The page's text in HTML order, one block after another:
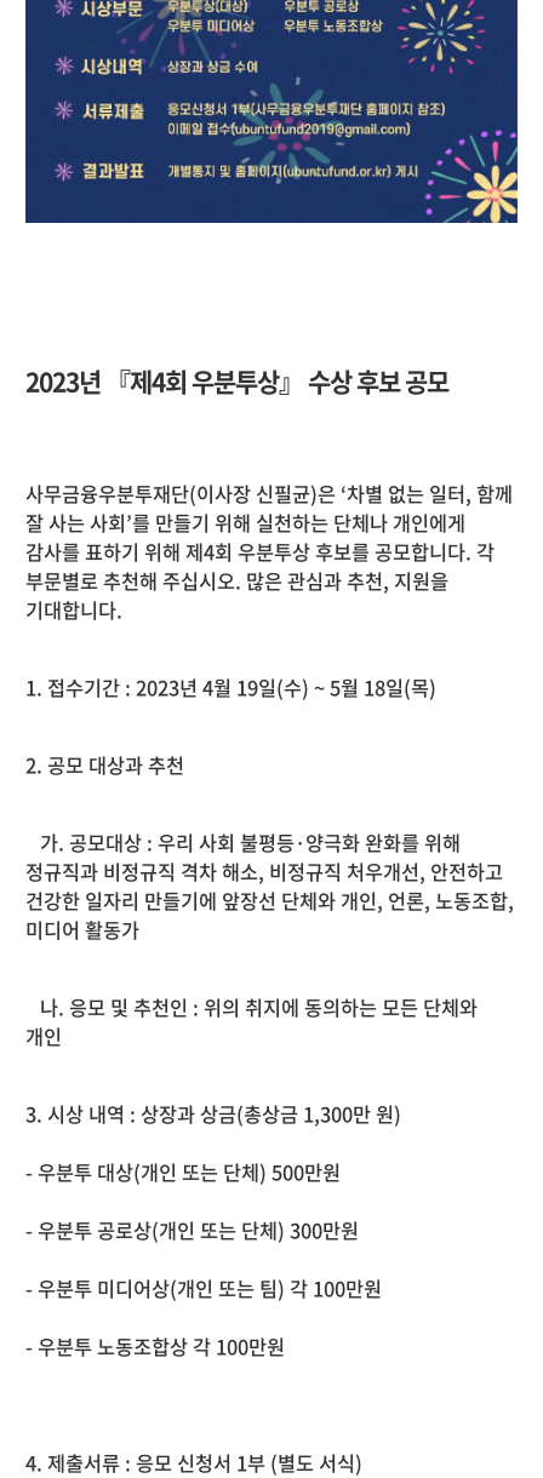
2023년 『제4회 우분투상』 수상 후보 공모
사무금융우분투재단(이사장 신필균)은 ‘차별 없는 일터, 함께
잘 사는 사회’를 만들기 위해 실천하는 단체나 개인에게
감사를 표하기 위해 제4회 우분투상 후보를 공모합니다. 각
부문별로 추천해 주십시오. 많은 관심과 추천, 지원을
기대합니다.
1. 접수기간 : 2023년 4월 19일(수) ~ 5월 18일(목)
2. 공모 대상과 추천
가. 공모대상 : 우리 사회 불평등·양극화 완화를 위해
정규직과 비정규직 격차 해소, 비정규직 처우개선, 안전하고
건강한 일자리 만들기에 앞장선 단체와 개인, 언론, 노동조합,
미디어 활동가
나. 응모 및 추천인 : 위의 취지에 동의하는 모든 단체와
개인
3. 시상 내역 : 상장과 상금(총상금 1,300만 원)
- 우분투 대상(개인 또는 단체) 500만원
- 우분투 공로상(개인 또는 단체) 300만원
- 우분투 미디어상(개인 또는 팀) 각 100만원
- 우분투 노동조합상 각 100만원
4. 제출서류 : 응모 신청서 1부 (별도 서식)